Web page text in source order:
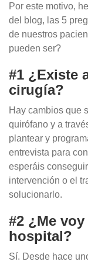
Por este motivo,
del blog, las 5
de nuestros
pueden ser?
#1 ¿Existe
cirugía?
Hay cambios que
quirófano y a
plantear y
entrevista para
esperáis
intervención o el
solucionarlo.
#2 ¿Me
hospital?
Sí. Desde hace